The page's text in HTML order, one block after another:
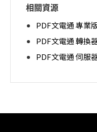
相關資源
PDF文電通 專業
PDF文電通 轉換
PDF文電通 伺服